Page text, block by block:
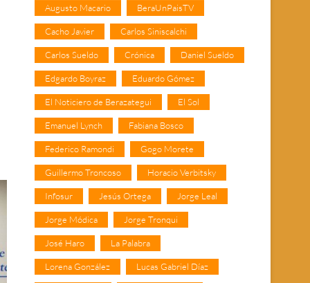
Augusto Macario BeraUnPaisTV
Cacho Javier Carlos Siniscalchi
Carlos Sueldo Crónica Daniel Sueldo
Edgardo Boyraz Eduardo Gómez
El Noticiero de Berazategui El Sol
Emanuel Lynch Fabiana Bosco
Federico Ramondi Gogo Morete
Guillermo Troncoso Horacio Verbitsky
Infosur Jesús Ortega Jorge Leal
Jorge Módica Jorge Tronqui
José Haro La Palabra
Lorena González Lucas Gabriel Díaz